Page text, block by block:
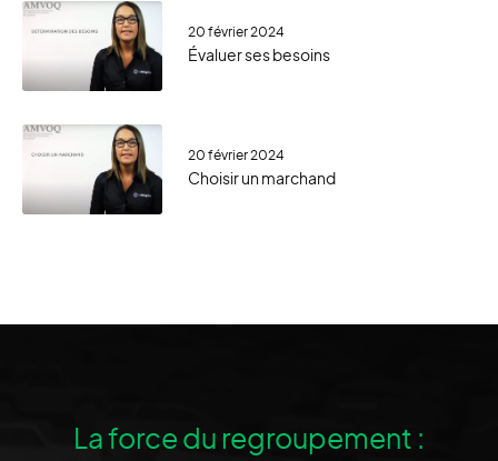
20 février 2024
Évaluer ses besoins
20 février 2024
Choisir un marchand
La force du regroupement :